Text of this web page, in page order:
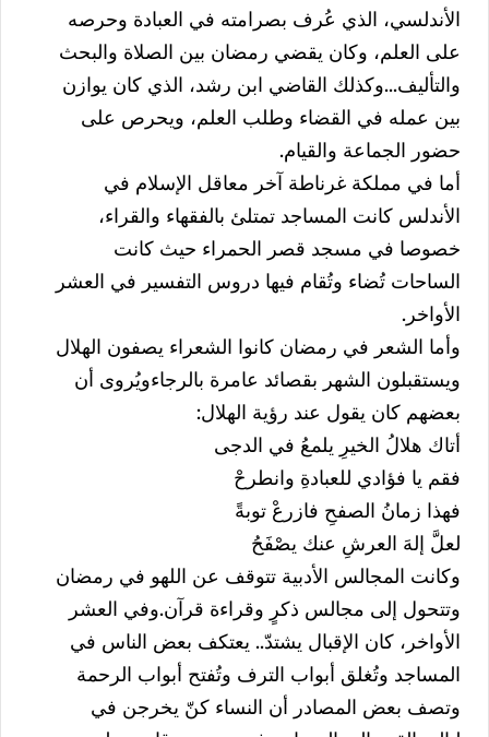
الأندلسي، الذي عُرف بصرامته في العبادة وحرصه
على العلم، وكان يقضي رمضان بين الصلاة والبحث
والتأليف...وكذلك القاضي ابن رشد، الذي كان يوازن
بين عمله في القضاء وطلب العلم، ويحرص على
حضور الجماعة والقيام.
أما في مملكة غرناطة آخر معاقل الإسلام في
الأندلس كانت المساجد تمتلئ بالفقهاء والقراء،
خصوصا في مسجد قصر الحمراء حيث كانت
الساحات تُضاء وتُقام فيها دروس التفسير في العشر
الأواخر.
وأما الشعر في رمضان كانوا الشعراء يصفون الهلال
ويستقبلون الشهر بقصائد عامرة بالرجاءويُروى أن
بعضهم كان يقول عند رؤية الهلال:
أتاك هلالُ الخيرِ يلمعُ في الدجى
فقم يا فؤادي للعبادةِ وانطرحْ
فهذا زمانُ الصفحِ فازرعْ توبةً
لعلَّ إلهَ العرشِ عنك يصْفَحُ
وكانت المجالس الأدبية تتوقف عن اللهو في رمضان
وتتحول إلى مجالس ذكرٍ وقراءة قرآن.وفي العشر
الأواخر، كان الإقبال يشتدّ.. يعتكف بعض الناس في
المساجد وتُغلق أبواب الترف وتُفتح أبواب الرحمة
وتصف بعض المصادر أن النساء كنّ يخرجن في